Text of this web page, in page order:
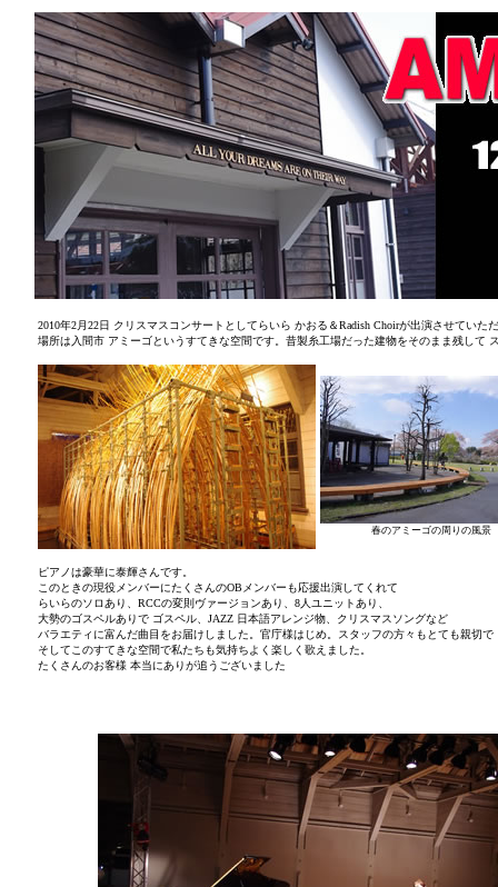
2010年2月22日 クリスマスコンサートとしてらいら かおる＆Radish Choirが出演させていた
場所は入間市 アミーゴというすてきな空間です。昔製糸工場だった建物をそのまま残して
春のアミーゴの周りの風景
ピアノは豪華に泰輝さんです。
このときの現役メンバーにたくさんのOBメンバーも応援出演してくれて
らいらのソロあり、RCCの変則ヴァージョンあり、8人ユニットあり、
大勢のゴスペルありで ゴスペル、JAZZ 日本語アレンジ物、クリスマスソングなど
バラエティに富んだ曲目をお届けしました。官庁様はじめ。スタッフの方々もとても親切で
そしてこのすてきな空間で私たちも気持ちよく楽しく歌えました。
たくさんのお客様 本当にありが追うございました